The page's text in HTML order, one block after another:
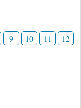
9 10 11 12